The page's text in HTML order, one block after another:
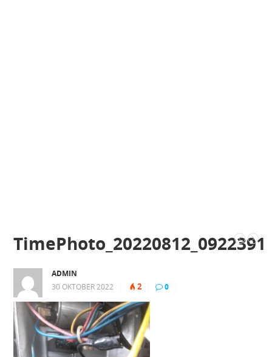
TimePhoto_20220812_0922391
ADMIN
30 OKTOBER 2022
2 0